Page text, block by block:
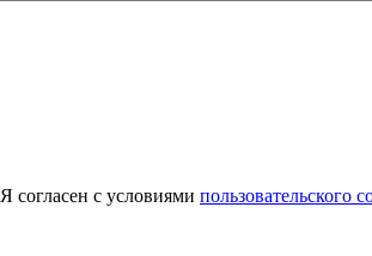
Я согласен с условиями пользовательского